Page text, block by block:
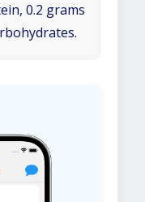
0.2 grams